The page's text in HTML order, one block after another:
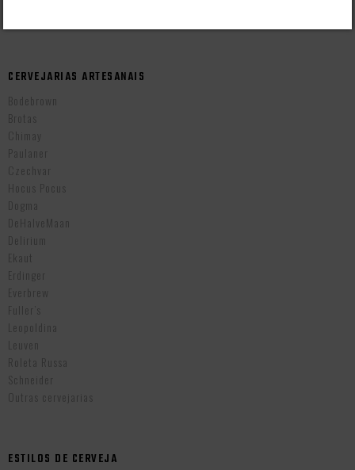
CERVEJARIAS ARTESANAIS
Bodebrown
Brotas
Chimay
Paulaner
Czechvar
Hocus Pocus
Dogma
DeHalveMaan
Delirium
Ekaut
Erdinger
Everbrew
Fuller’s
Leopoldina
Leuven
Roleta Russa
Schneider
Outras cervejarias
ESTILOS DE CERVEJA